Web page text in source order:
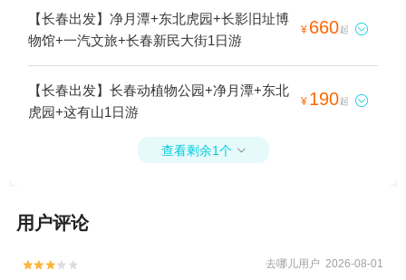
【长春出发】净月潭+东北虎园+长影旧址博
物馆+一汽文旅+长春新民大街1日游
¥ 660起 
【长春出发】长春动植物公园+净月潭+东北
虎园+这有山1日游
¥ 190起 
查看剩余1个 
用户评论

 去哪儿用户 2026-08-01